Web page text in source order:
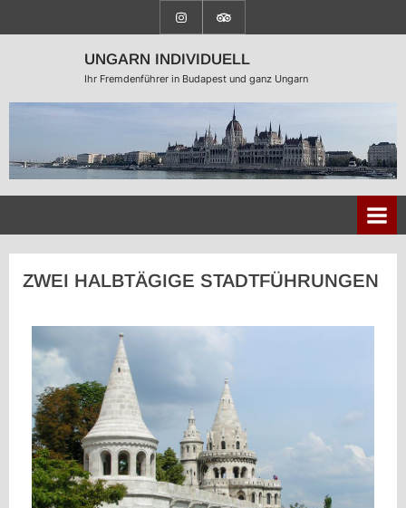
UNGARN INDIVIDUELL
Ihr Fremdenführer in Budapest und ganz Ungarn
ZWEI HALBTÄGIGE STADTFÜHRUNGEN